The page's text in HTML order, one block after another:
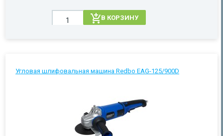
В КОРЗИНУ
Угловая шлифовальная машина Redbo EAG-125/900D